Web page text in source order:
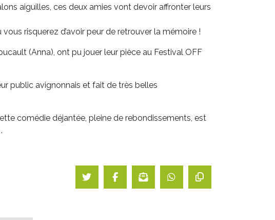
aiguilles, ces deux amies vont devoir affronter leurs
risquerez d’avoir peur de retrouver la mémoire !
(Anna), ont pu jouer leur pièce au Festival OFF
public avignonnais et fait de très belles
comédie déjantée, pleine de rebondissements, est